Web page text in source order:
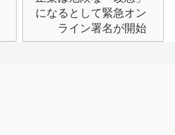
になるとして緊急オン
ライン署名が開始